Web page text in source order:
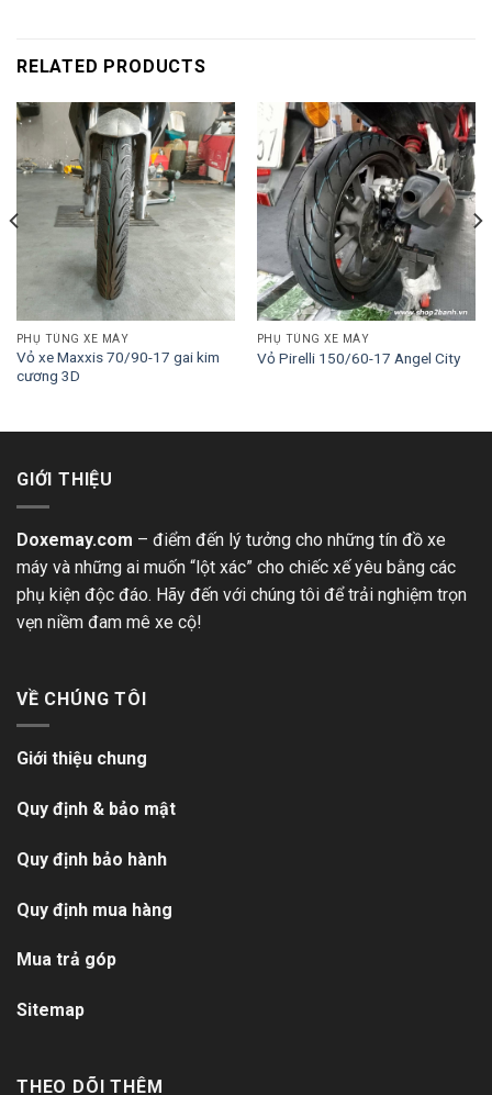
RELATED PRODUCTS
PHỤ TÙNG XE MÁY
Vỏ xe Maxxis 70/90-17 gai kim
cương 3D
PHỤ TÙNG XE MÁY
Vỏ Pirelli 150/60-17 Angel City
GIỚI THIỆU
Doxemay.com – điểm đến lý tưởng cho những tín đồ xe
máy và những ai muốn “lột xác” cho chiếc xế yêu bằng các
phụ kiện độc đáo. Hãy đến với chúng tôi để trải nghiệm trọn
vẹn niềm đam mê xe cộ!
VỀ CHÚNG TÔI
Giới thiệu chung
Quy định & bảo mật
Quy định bảo hành
Quy định mua hàng
Mua trả góp
Sitemap
THEO DÕI THÊM